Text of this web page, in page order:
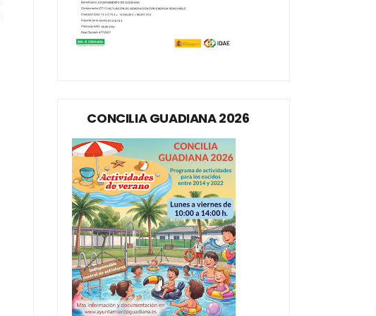
CONCILIA GUADIANA 2026